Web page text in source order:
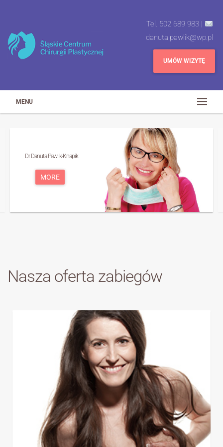
Tel. 502 689 983 |
danuta.pawlik@wp.pl
UMÓW WIZYTĘ
MENU
Dr Danuta Pawlik-Knapik
MORE
Nasza oferta zabiegów